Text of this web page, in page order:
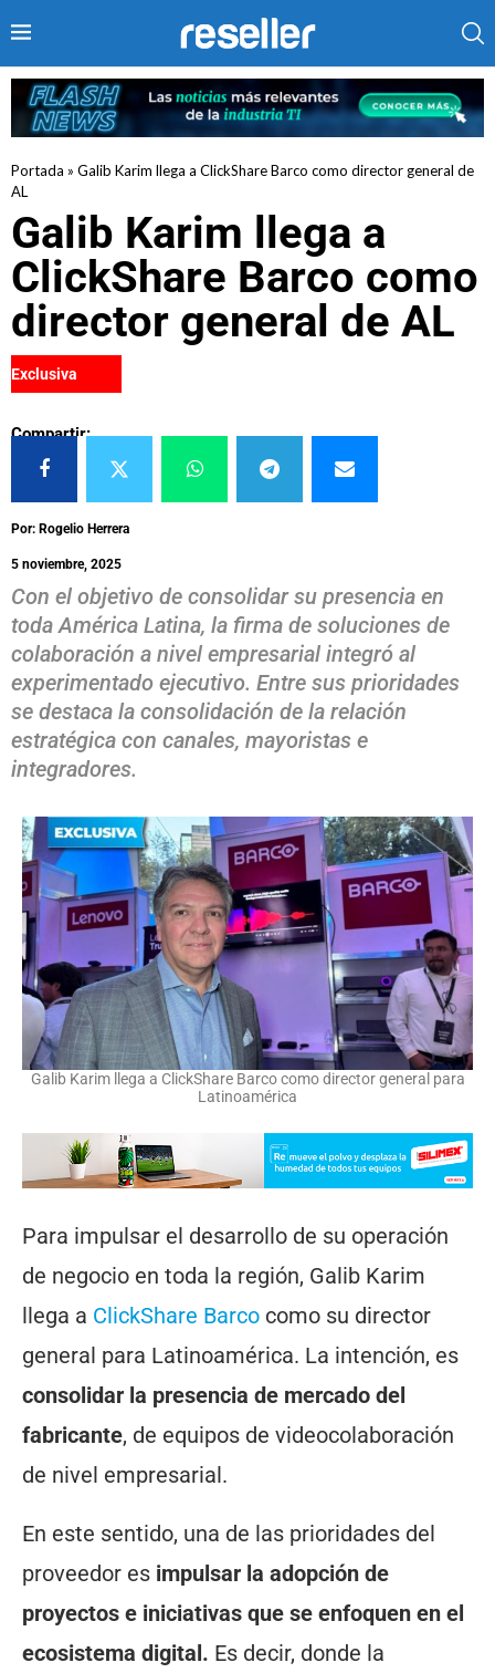
Portada » Galib Karim llega a ClickShare Barco como director general de
AL
Galib Karim llega a
ClickShare Barco como
director general de AL
Exclusiva
Compartir:
Por: Rogelio Herrera
5 noviembre, 2025
Con el objetivo de consolidar su presencia en
toda América Latina, la firma de soluciones de
colaboración a nivel empresarial integró al
experimentado ejecutivo. Entre sus prioridades
se destaca la consolidación de la relación
estratégica con canales, mayoristas e
integradores.
Galib Karim llega a ClickShare Barco como director general para
Latinoamérica
Para impulsar el desarrollo de su operación
de negocio en toda la región, Galib Karim
llega a ClickShare Barco como su director
general para Latinoamérica. La intención, es
consolidar la presencia de mercado del
fabricante, de equipos de videocolaboración
de nivel empresarial.
En este sentido, una de las prioridades del
proveedor es impulsar la adopción de
proyectos e iniciativas que se enfoquen en el
ecosistema digital. Es decir, donde la